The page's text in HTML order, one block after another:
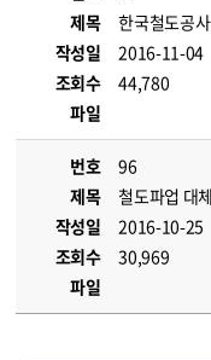
제목
한국철도공
작성일
2016-11-04
조회수
44,780
파일
번호
96
제목
철도파업 대
작성일
2016-10-25
조회수
30,969
파일